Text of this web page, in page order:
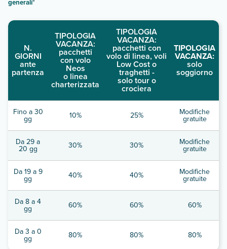
generali"
N.
GIORNI
ante
partenza
TIPOLOGIA
VACANZA:
pacchetti
con volo
Neos
o linea
charterizzata
TIPOLOGIA
VACANZA:
pacchetti con
volo di linea, voli
Low Cost o
traghetti -
solo tour o
crociera
TIPOLOGIA
VACANZA:
solo
soggiorno
Fino a 30
gg 10% 25% Modifiche
gratuite
Da 29 a
20 gg 30% 30% Modifiche
gratuite
Da 19 a 9
gg 40% 40% Modifiche
gratuite
Da 8 a 4
gg 60% 60% 60%
Da 3 a 0
gg 80% 80% 80%